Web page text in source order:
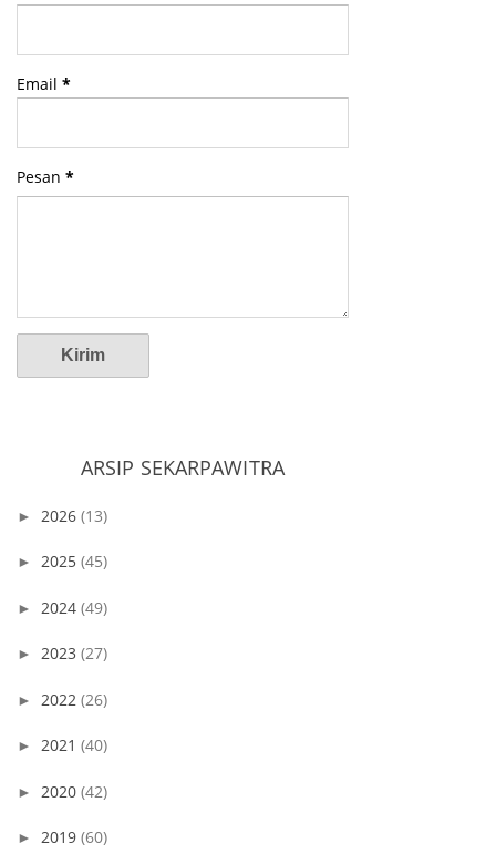
Email *
Pesan *
ARSIP SEKARPAWITRA
► 2026 (13)
► 2025 (45)
► 2024 (49)
► 2023 (27)
► 2022 (26)
► 2021 (40)
► 2020 (42)
► 2019 (60)